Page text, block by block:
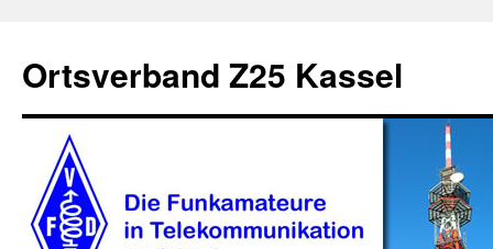
springen
Ortsverband Z25 Kassel